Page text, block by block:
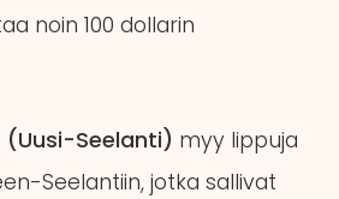
noin 100 dollarin
(Uusi-Seelanti) myy lippuja
Seelantiin, jotka sallivat